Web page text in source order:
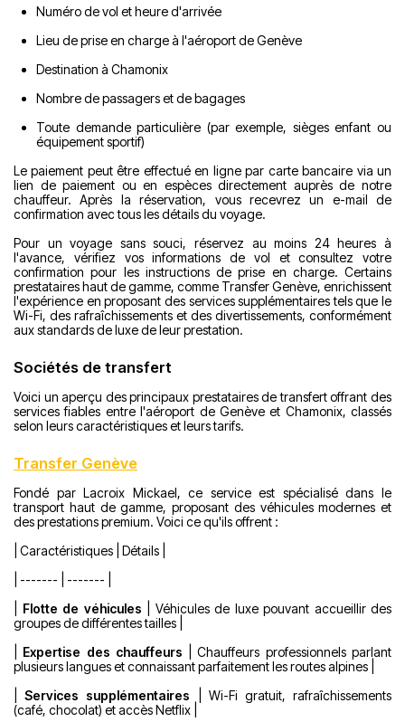
Numéro de vol et heure d'arrivée
Lieu de prise en charge à l'aéroport de Genève
Destination à Chamonix
Nombre de passagers et de bagages
Toute demande particulière (par exemple, sièges enfant ou
équipement sportif)
Le paiement peut être effectué en ligne par carte bancaire via un
lien de paiement ou en espèces directement auprès de notre
chauffeur. Après la réservation, vous recevrez un e-mail de
confirmation avec tous les détails du voyage.
Pour un voyage sans souci, réservez au moins 24 heures à
l'avance, vérifiez vos informations de vol et consultez votre
confirmation pour les instructions de prise en charge. Certains
prestataires haut de gamme, comme Transfer Genève, enrichissent
l'expérience en proposant des services supplémentaires tels que le
Wi-Fi, des rafraîchissements et des divertissements, conformément
aux standards de luxe de leur prestation.
Sociétés de transfert
Voici un aperçu des principaux prestataires de transfert offrant des
services fiables entre l'aéroport de Genève et Chamonix, classés
selon leurs caractéristiques et leurs tarifs.
Transfer Genève
Fondé par Lacroix Mickael, ce service est spécialisé dans le
transport haut de gamme, proposant des véhicules modernes et
des prestations premium. Voici ce qu'ils offrent :
| Caractéristiques | Détails |
| ------- | ------- |
Flotte de véhicules | Véhicules de luxe pouvant accueillir des
groupes de différentes tailles |
Expertise des chauffeurs | Chauffeurs professionnels parlant
plusieurs langues et connaissant parfaitement les routes alpines |
|Services supplémentaires | Wi-Fi gratuit, rafraîchissements
(café, chocolat) et accès Netflix |